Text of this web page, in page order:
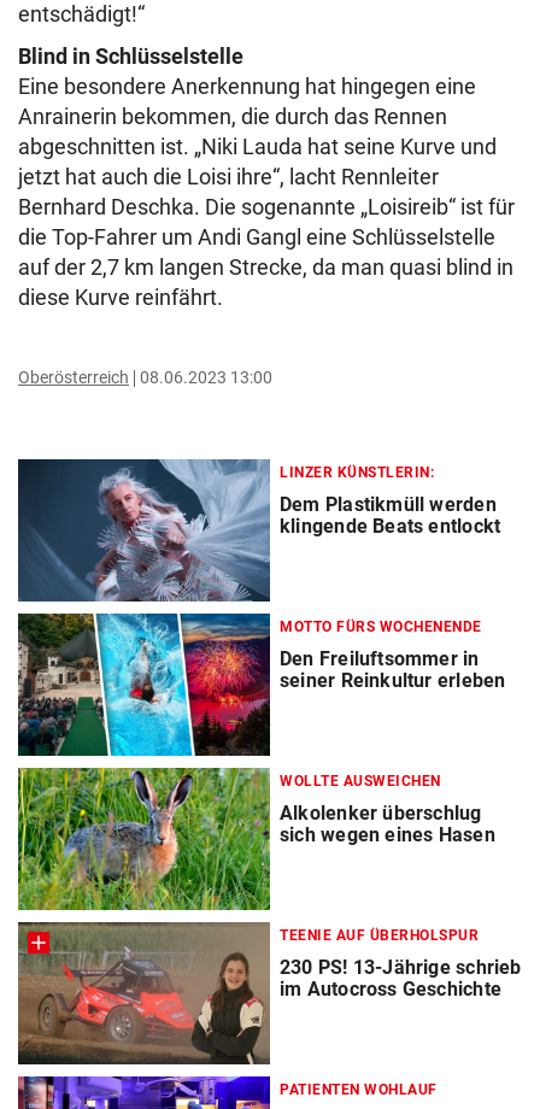
entschädigt!“
Blind in Schlüsselstelle
Eine besondere Anerkennung hat hingegen eine
Anrainerin bekommen, die durch das Rennen
abgeschnitten ist. „Niki Lauda hat seine Kurve und
jetzt hat auch die Loisi ihre“, lacht Rennleiter
Bernhard Deschka. Die sogenannte „Loisireib“ ist für
die Top-Fahrer um Andi Gangl eine Schlüsselstelle
auf der 2,7 km langen Strecke, da man quasi blind in
diese Kurve reinfährt.
Oberösterreich 08.06.2023 13:00
LINZER KÜNSTLERIN:
Dem Plastikmüll werden
klingende Beats entlockt
MOTTO FÜRS WOCHENENDE
Den Freiluftsommer in
seiner Reinkultur erleben
WOLLTE AUSWEICHEN
Alkolenker überschlug
sich wegen eines Hasen
TEENIE AUF ÜBERHOLSPUR
230 PS! 13-Jährige schrieb
im Autocross Geschichte
PATIENTEN WOHLAUF